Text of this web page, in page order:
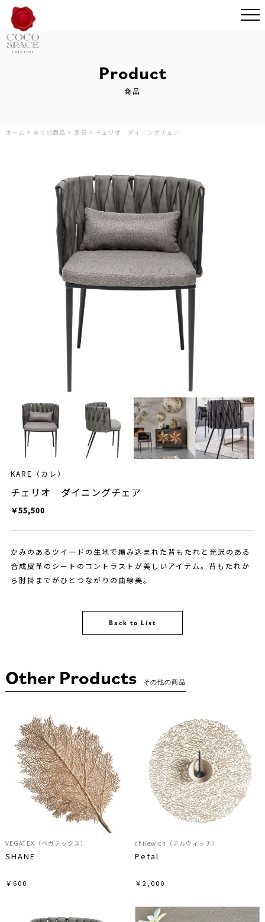
ホーム > 全ての商品 > 家具 > チェリオ ダイニングチェア
Product
商品
KARE（カレ）
チェリオ ダイニングチェア
￥55,500
かみのあるツイードの生地で編み込まれた背もたれと光沢のある
合成皮革のシートのコントラストが美しいアイテム。背もたれか
ら肘掛までがひとつながりの曲線美。
Back to List
Other Products その他の商品
VEGATEX（ベガテックス）
SHANE
￥600
chilewich（チルウィッチ）
Petal
￥2,000